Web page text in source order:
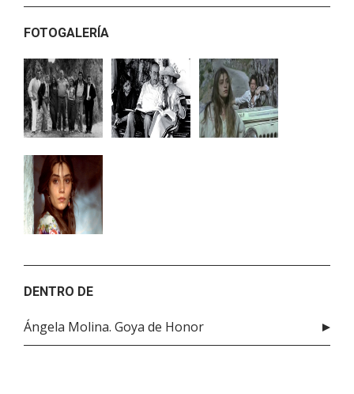
FOTOGALERÍA
DENTRO DE
Ángela Molina. Goya de Honor